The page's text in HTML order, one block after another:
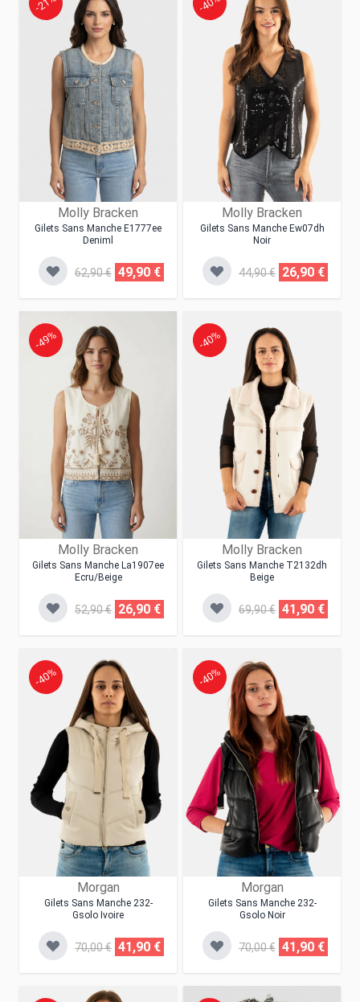
Molly Bracken
Gilets Sans Manche E1777ee
Deniml
62,90 € 49,90 €
Molly Bracken
Gilets Sans Manche Ew07dh
Noir
44,90 € 26,90 €
Molly Bracken
Gilets Sans Manche La1907ee
Ecru/beige
-49%
52,90 € 26,90 €
Molly Bracken
Gilets Sans Manche T2132dh
Beige
-40%
69,90 € 41,90 €
Morgan
Gilets Sans Manche 232-
Gsolo Ivoire
-40%
70,00 € 41,90 €
Morgan
Gilets Sans Manche 232-
Gsolo Noir
-40%
70,00 € 41,90 €